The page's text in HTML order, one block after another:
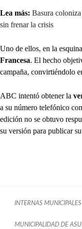
Lea más: Basura
sin frenar la crisis
Uno de ellos, en la
Francesa. El hecho
campaña, convirtiéndolo
ABC intentó obtener la
a su número telefónico
edición no se obtuvo
su versión para publicar su
INTERNAS MUNICIPALES
MUNICIPALIDAD DE